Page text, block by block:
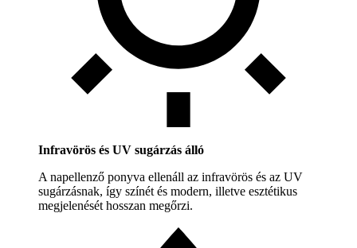
Infravörös és UV sugárzás álló
A napellenző ponyva ellenáll az infravörös és az UV
sugárzásnak, így színét és modern, illetve esztétikus
megjelenését hosszan megőrzi.